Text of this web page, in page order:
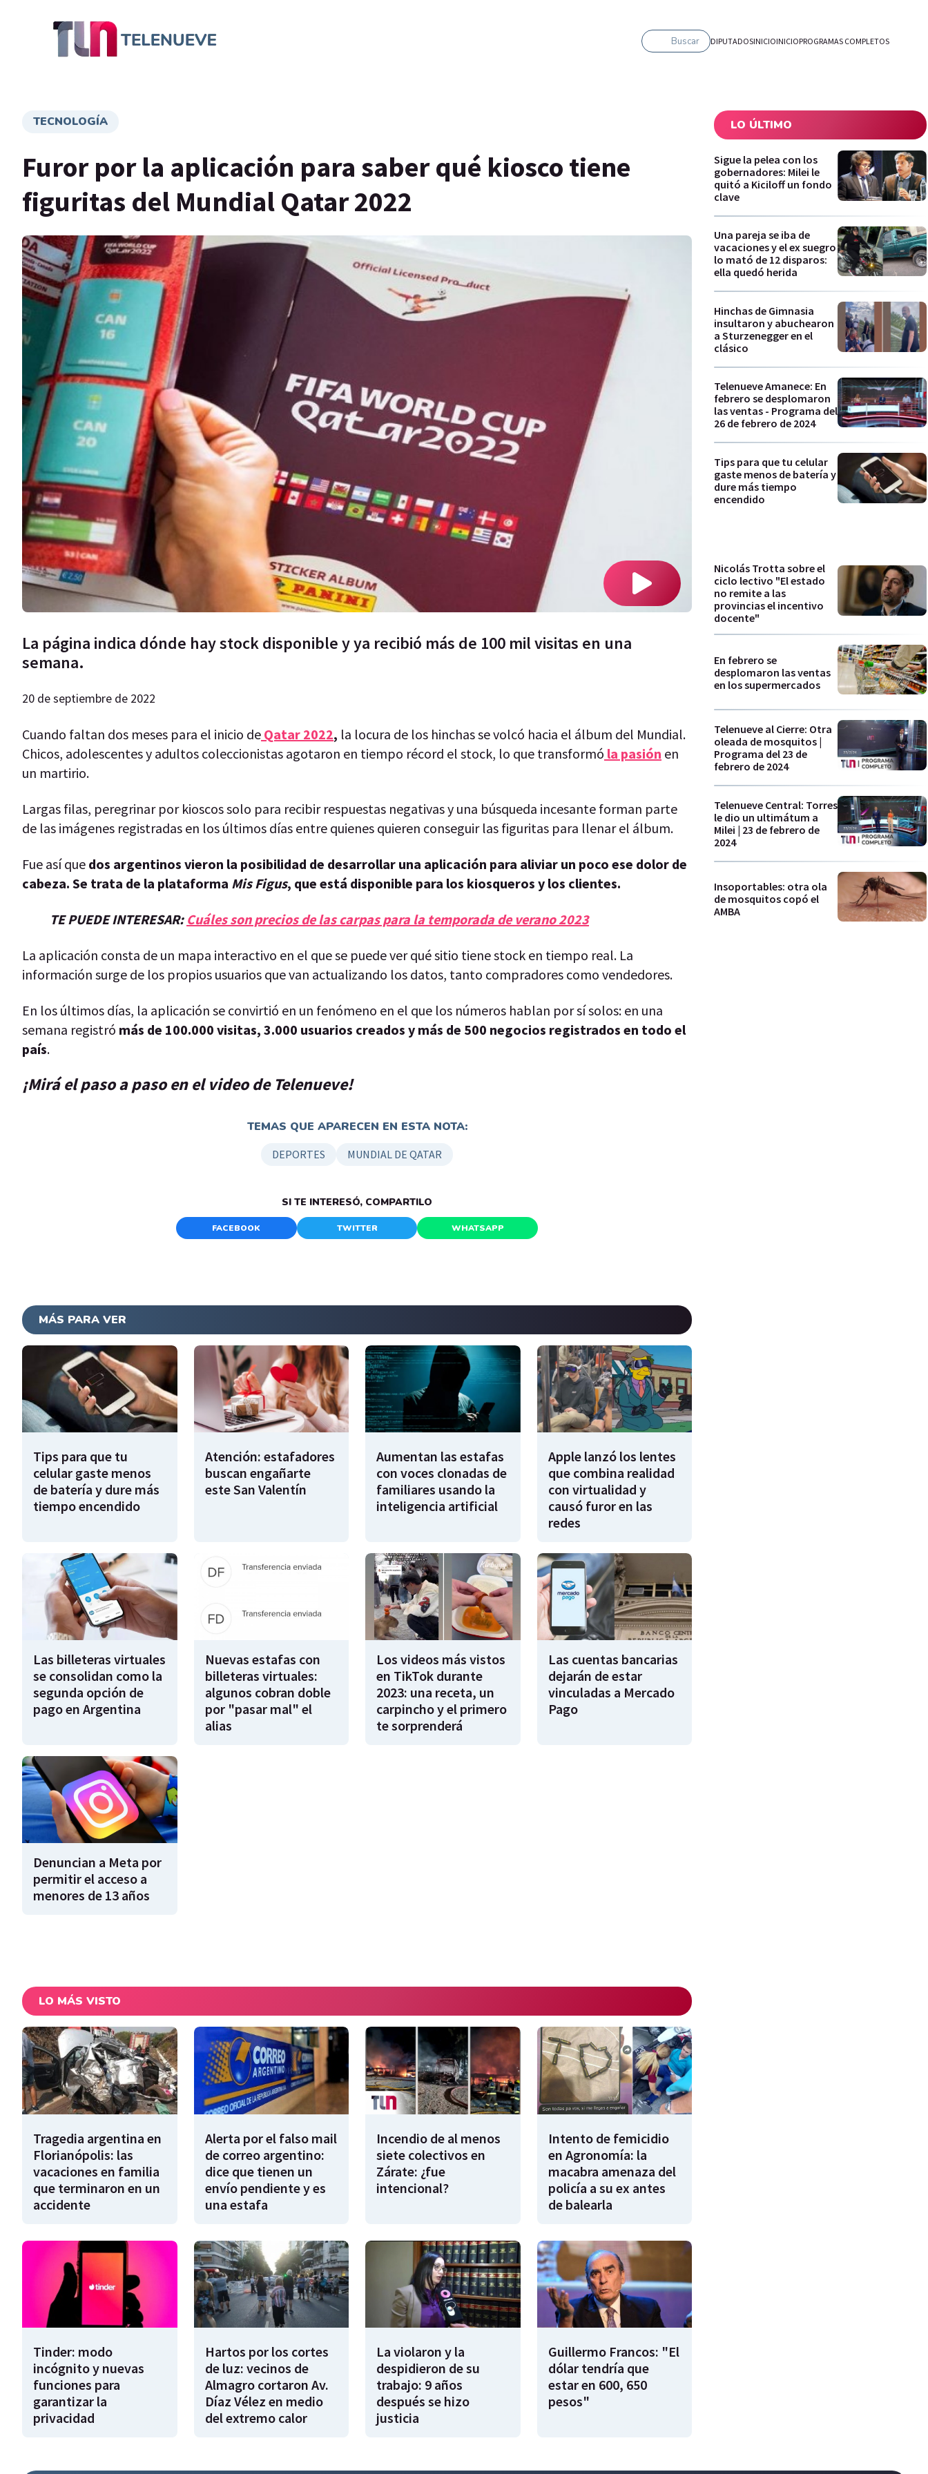
Buscar DIPUTADOSINICIOINICIOPROGRAMAS COMPLETOS
TECNOLOGÍA
Furor por la aplicación para saber qué kiosco tiene
figuritas del Mundial Qatar 2022
La página indica dónde hay stock disponible y ya recibió más de 100 mil visitas en una
semana.
20 de septiembre de 2022
Cuando faltan dos meses para el inicio de Qatar 2022, la locura de los hinchas se volcó hacia el álbum del Mundial.
Chicos, adolescentes y adultos coleccionistas agotaron en tiempo récord el stock, lo que transformó la pasión en
un martirio.
Largas filas, peregrinar por kioscos solo para recibir respuestas negativas y una búsqueda incesante forman parte
de las imágenes registradas en los últimos días entre quienes quieren conseguir las figuritas para llenar el álbum.
Fue así que dos argentinos vieron la posibilidad de desarrollar una aplicación para aliviar un poco ese dolor de
cabeza. Se trata de la plataforma Mis Figus, que está disponible para los kiosqueros y los clientes.
TE PUEDE INTERESAR: Cuáles son precios de las carpas para la temporada de verano 2023
La aplicación consta de un mapa interactivo en el que se puede ver qué sitio tiene stock en tiempo real. La
información surge de los propios usuarios que van actualizando los datos, tanto compradores como vendedores.
En los últimos días, la aplicación se convirtió en un fenómeno en el que los números hablan por sí solos: en una
semana registró más de 100.000 visitas, 3.000 usuarios creados y más de 500 negocios registrados en todo el
país.
¡Mirá el paso a paso en el video de Telenueve!
TEMAS QUE APARECEN EN ESTA NOTA:
DEPORTES MUNDIAL DE QATAR
SI TE INTERESÓ, COMPARTILO
FACEBOOK TWITTER WHATSAPP
MÁS PARA VER
Tips para que tu
celular gaste menos
de batería y dure más
tiempo encendido
Atención: estafadores
buscan engañarte
este San Valentín
Aumentan las estafas
con voces clonadas de
familiares usando la
inteligencia artificial
Apple lanzó los lentes
que combina realidad
con virtualidad y
causó furor en las
redes
Las billeteras virtuales
se consolidan como la
segunda opción de
pago en Argentina
Nuevas estafas con
billeteras virtuales:
algunos cobran doble
por "pasar mal" el
alias
Los videos más vistos
en TikTok durante
2023: una receta, un
carpincho y el primero
te sorprenderá
Las cuentas bancarias
dejarán de estar
vinculadas a Mercado
Pago
Denuncian a Meta por
permitir el acceso a
menores de 13 años
LO MÁS VISTO
Tragedia argentina en
Florianópolis: las
vacaciones en familia
que terminaron en un
accidente
Alerta por el falso mail
de correo argentino:
dice que tienen un
envío pendiente y es
una estafa
Incendio de al menos
siete colectivos en
Zárate: ¿fue
intencional?
Intento de femicidio
en Agronomía: la
macabra amenaza del
policía a su ex antes
de balearla
Tinder: modo
incógnito y nuevas
funciones para
garantizar la
privacidad
Hartos por los cortes
de luz: vecinos de
Almagro cortaron Av.
Díaz Vélez en medio
del extremo calor
La violaron y la
despidieron de su
trabajo: 9 años
después se hizo
justicia
Guillermo Francos: "El
dólar tendría que
estar en 600, 650
pesos"
LO ÚLTIMO
Sigue la pelea con los
gobernadores: Milei le
quitó a Kiciloff un fondo
clave
Una pareja se iba de
vacaciones y el ex suegro
lo mató de 12 disparos:
ella quedó herida
Hinchas de Gimnasia
insultaron y abuchearon
a Sturzenegger en el
clásico
Telenueve Amanece: En
febrero se desplomaron
las ventas - Programa del
26 de febrero de 2024
Tips para que tu celular
gaste menos de batería y
dure más tiempo
encendido
Nicolás Trotta sobre el
ciclo lectivo "El estado
no remite a las
provincias el incentivo
docente"
En febrero se
desplomaron las ventas
en los supermercados
Telenueve al Cierre: Otra
oleada de mosquitos |
Programa del 23 de
febrero de 2024
Telenueve Central: Torres
le dio un ultimátum a
Milei | 23 de febrero de
2024
Insoportables: otra ola
de mosquitos copó el
AMBA